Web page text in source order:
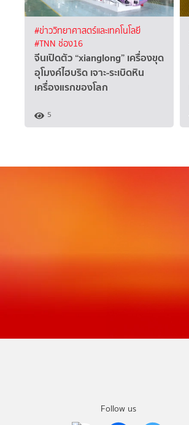
#ข่าววิทยาศาสตร์และเทคโนโลยี
#TNN ช่อง16
จีนเปิดตัว “xianglong” เครื่องขุด
อุโมงค์ไฮบริด เจาะ-ระเบิดหิน
เครื่องแรกของโลก
5
Follow us